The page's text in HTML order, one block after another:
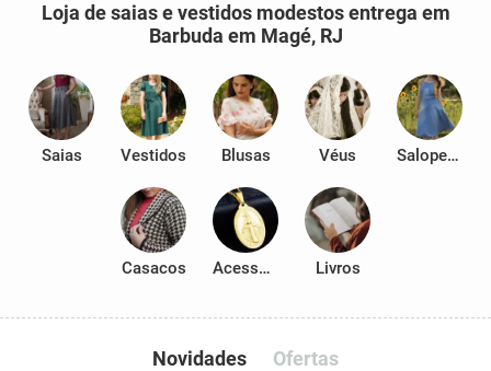
Loja de saias e vestidos modestos entrega em
Barbuda em Magé, RJ
Saias Vestidos Blusas Véus Salopetes
Casacos Acessórios Livros
Novidades Ofertas